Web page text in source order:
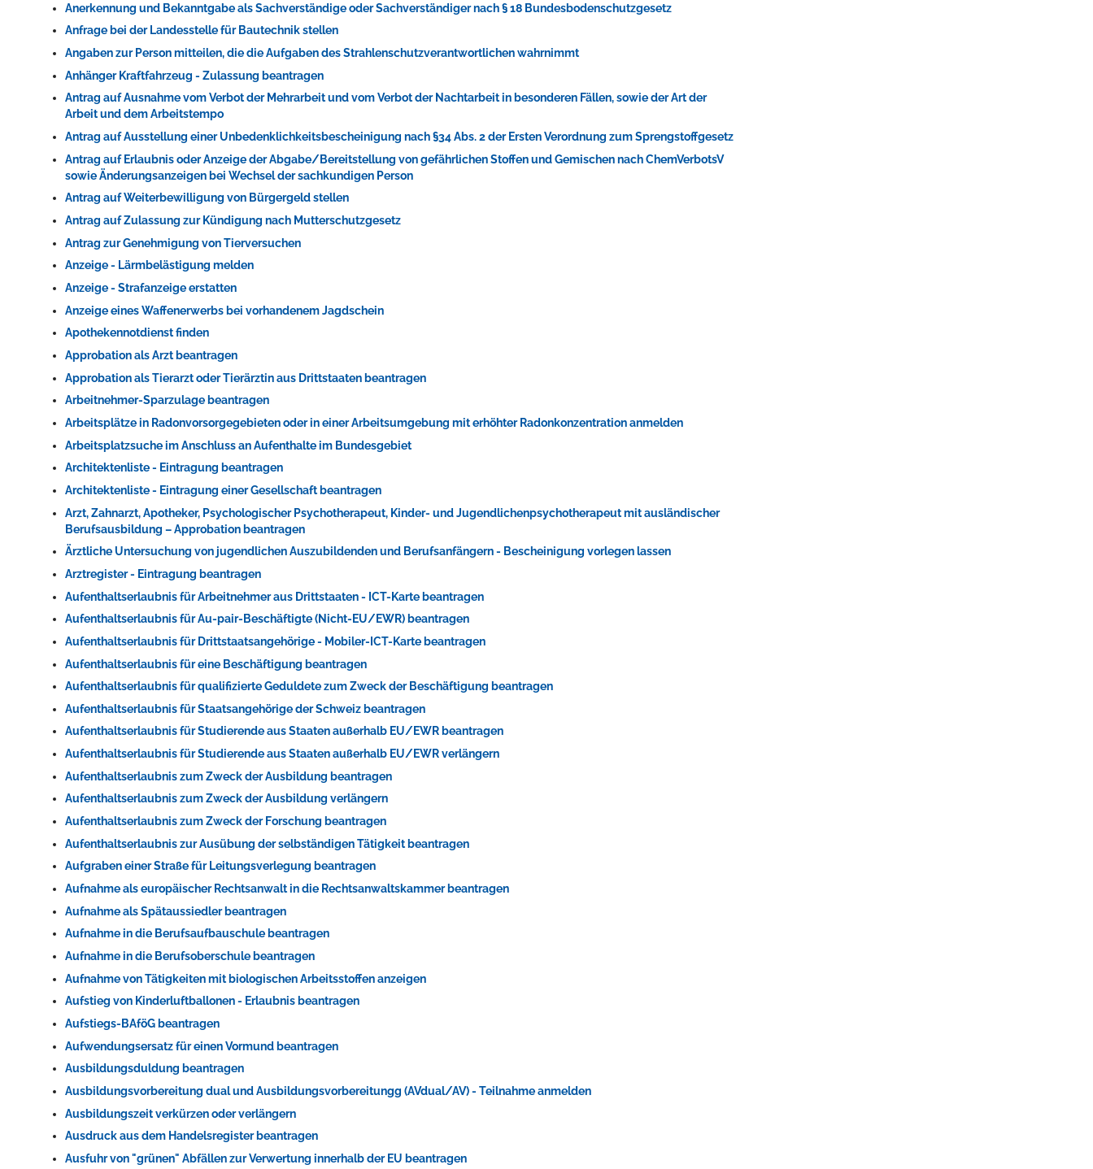
Erleben in Hockenheim
Spaß unter prickelnden Wasserfällen, das rauschende Meer im Wellenbecken oder doch lieber die pure Entspannung auf der Sprudelliege im Solebecken?
mehr dazu...
Anerkennung und Bekanntgabe als Sachverständige oder Sachverständiger nach § 18 Bundesbodenschutzgesetz
Anfrage bei der Landesstelle für Bautechnik stellen
Angaben zur Person mitteilen, die die Aufgaben des Strahlenschutzverantwortlichen wahrnimmt
Anhänger Kraftfahrzeug - Zulassung beantragen
Antrag auf Ausnahme vom Verbot der Mehrarbeit und vom Verbot der Nachtarbeit in besonderen Fällen, sowie der Art der
Arbeit und dem Arbeitstempo
Antrag auf Ausstellung einer Unbedenklichkeitsbescheinigung nach §34 Abs. 2 der Ersten Verordnung zum Sprengstoffgesetz
Antrag auf Erlaubnis oder Anzeige der Abgabe/Bereitstellung von gefährlichen Stoffen und Gemischen nach ChemVerbotsV
sowie Änderungsanzeigen bei Wechsel der sachkundigen Person
Antrag auf Weiterbewilligung von Bürgergeld stellen
Antrag auf Zulassung zur Kündigung nach Mutterschutzgesetz
Antrag zur Genehmigung von Tierversuchen
Anzeige - Lärmbelästigung melden
Anzeige - Strafanzeige erstatten
Anzeige eines Waffenerwerbs bei vorhandenem Jagdschein
Apothekennotdienst finden
Approbation als Arzt beantragen
Approbation als Tierarzt oder Tierärztin aus Drittstaaten beantragen
Arbeitnehmer-Sparzulage beantragen
Arbeitsplätze in Radonvorsorgegebieten oder in einer Arbeitsumgebung mit erhöhter Radonkonzentration anmelden
Arbeitsplatzsuche im Anschluss an Aufenthalte im Bundesgebiet
Architektenliste - Eintragung beantragen
Architektenliste - Eintragung einer Gesellschaft beantragen
Arzt, Zahnarzt, Apotheker, Psychologischer Psychotherapeut, Kinder- und Jugendlichenpsychotherapeut mit ausländischer
Berufsausbildung – Approbation beantragen
Ärztliche Untersuchung von jugendlichen Auszubildenden und Berufsanfängern - Bescheinigung vorlegen lassen
Arztregister - Eintragung beantragen
Aufenthaltserlaubnis für Arbeitnehmer aus Drittstaaten - ICT-Karte beantragen
Aufenthaltserlaubnis für Au-pair-Beschäftigte (Nicht-EU/EWR) beantragen
Aufenthaltserlaubnis für Drittstaatsangehörige - Mobiler-ICT-Karte beantragen
Aufenthaltserlaubnis für eine Beschäftigung beantragen
Aufenthaltserlaubnis für qualifizierte Geduldete zum Zweck der Beschäftigung beantragen
Aufenthaltserlaubnis für Staatsangehörige der Schweiz beantragen
Aufenthaltserlaubnis für Studierende aus Staaten außerhalb EU/EWR beantragen
Aufenthaltserlaubnis für Studierende aus Staaten außerhalb EU/EWR verlängern
Aufenthaltserlaubnis zum Zweck der Ausbildung beantragen
Aufenthaltserlaubnis zum Zweck der Ausbildung verlängern
Aufenthaltserlaubnis zum Zweck der Forschung beantragen
Aufenthaltserlaubnis zur Ausübung der selbständigen Tätigkeit beantragen
Aufgraben einer Straße für Leitungsverlegung beantragen
Aufnahme als europäischer Rechtsanwalt in die Rechtsanwaltskammer beantragen
Aufnahme als Spätaussiedler beantragen
Aufnahme in die Berufsaufbauschule beantragen
Aufnahme in die Berufsoberschule beantragen
Aufnahme von Tätigkeiten mit biologischen Arbeitsstoffen anzeigen
Aufstieg von Kinderluftballonen - Erlaubnis beantragen
Aufstiegs-BAföG beantragen
Aufwendungsersatz für einen Vormund beantragen
Ausbildungsduldung beantragen
Ausbildungsvorbereitung dual und Ausbildungsvorbereitungg (AVdual/AV) - Teilnahme anmelden
Ausbildungszeit verkürzen oder verlängern
Ausdruck aus dem Handelsregister beantragen
Ausfuhr von "grünen" Abfällen zur Verwertung innerhalb der EU beantragen